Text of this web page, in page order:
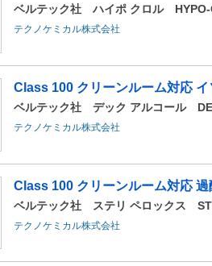
ベルテック社 ハイポ クロル
テクノケミカル株式会社
Class 100 クリーンルーム対応
ベルテック社 デック アルコール
テクノケミカル株式会社
Class 100 クリーンルーム対応
ベルテック社 ステリ ペロックス
テクノケミカル株式会社